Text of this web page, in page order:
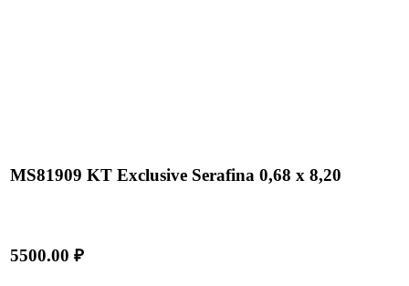
MS81909 KT Exclusive Serafina 0,68 x 8,20
5500.00 ₽